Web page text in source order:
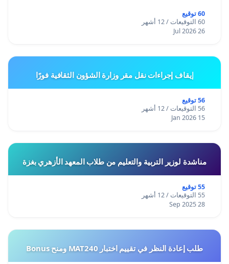
60 توقيع
60 التوقيعات / 12 أشهر
26 Jul 2026
إيقاف إجراءات نقل مقر وزارة الشؤون الثقافية فورًا
56 توقيع
56 التوقيعات / 12 أشهر
15 Jan 2026
مناشدة لوزير التربية والتعليم من طلاب المعهد الأزهري بغزة
55 توقيع
55 التوقيعات / 12 أشهر
28 Sep 2025
طلب إعادة النظر في تقييم اختبار MAT240 ومنح Bonus